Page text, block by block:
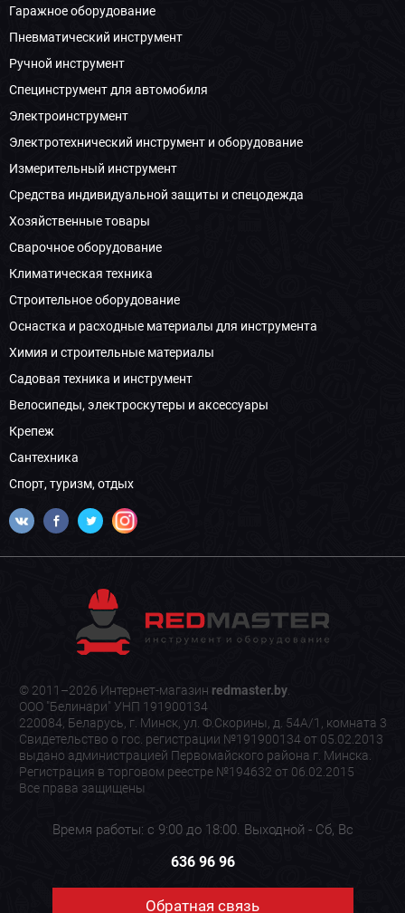
Гаражное оборудование
Пневматический инструмент
Ручной инструмент
Специнструмент для автомобиля
Электроинструмент
Электротехнический инструмент и оборудование
Измерительный инструмент
Средства индивидуальной защиты и спецодежда
Хозяйственные товары
Сварочное оборудование
Климатическая техника
Строительное оборудование
Оснастка и расходные материалы для инструмента
Химия и строительные материалы
Садовая техника и инструмент
Велосипеды, электроскутеры и аксессуары
Крепеж
Сантехника
Спорт, туризм, отдых
© 2011–2026 Интернет-магазин redmaster.by.
ООО "Белинари" УНП 191900134
220084, Беларусь, г. Минск, ул. Ф.Скорины, д. 54А/1, комната 3
Свидетельство о гос. регистрации №191900134 от 05.02.2013
выдано администрацией Первомайского района г. Минска.
Регистрация в торговом реестре №194632 от 06.02.2015
Все права защищены
Время работы: с 9:00 до 18:00. Выходной - Сб, Вс
636 96 96
Обратная связь